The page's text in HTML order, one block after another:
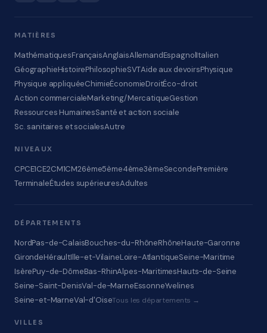
MATIÈRES
MathématiquesFrançaisAnglaisAllemandEspagnolItalien
GéographieHistoirePhilosophieSVTAide aux devoirsPhysique
Physique appliquéeChimieÉconomieDroitÉco-droit
Action commercialeMarketing/MercatiqueGestion
Ressources HumainesSanté et action sociale
Sc. sanitaires et socialesAutre
NIVEAUX
CPCE1CE2CM1CM26ème5ème4ème3èmeSecondePremière
TerminaleÉtudes supérieuresAdultes
DÉPARTEMENTS
NordPas-de-CalaisBouches-du-RhôneRhôneHaute-Garonne
GirondeHéraultIlle-et-VilaineLoire-AtlantiqueSeine-Maritime
IsèrePuy-de-DômeBas-RhinAlpes-MaritimesHauts-de-Seine
Seine-Saint-DenisVal-de-MarneEssonneYvelines
Seine-et-MarneVal-d'OiseTous les départements →
VILLES